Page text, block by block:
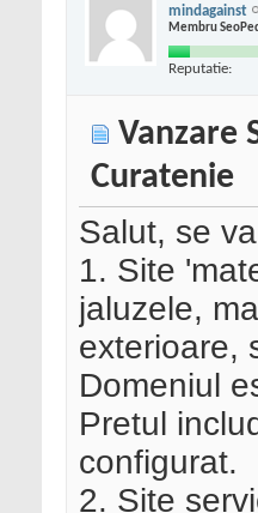
mindagainst
Membru
Reputatie:
Vanzare
Curatenie
Salut, se
1. Site
jaluzele,
exterioare,
Domeniul
Pretul
configurat.
2. Site